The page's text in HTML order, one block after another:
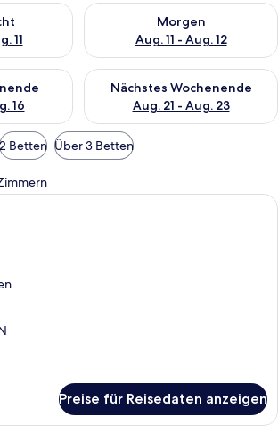
11
für heute Nacht, Aug. 10 - Aug.
Morgen
Aug. 11 - Aug. 12
Überprüfe die Verfügbarkeit
16
für dieses Wochenende, Aug. 14
Nächstes Wochenende
Aug. 21 - Aug. 23
Überprüfe die Verfügbarkeit
2 Betten Über 3 Betten
Ein modernes Hotelzimmer mit
Preise für Reisedaten anzeigen